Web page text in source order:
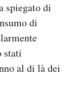
spiegato di
di
stati
al di là dei